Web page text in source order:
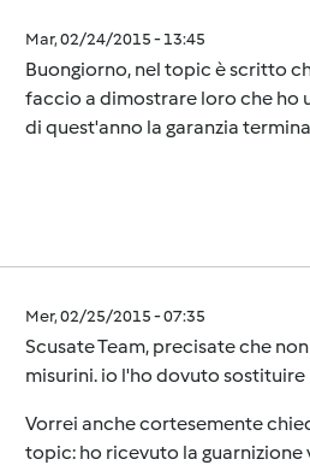
Mar, 02/24/2015 - 13:45
Buongiorno, nel topic è scritto
faccio a dimostrare loro che ho
di quest'anno la garanzia
Mer, 02/25/2015 - 07:35
Scusate Team, precisate che
misurini. io l'ho dovuto
Vorrei anche cortesemente
topic: ho ricevuto la guarnizione